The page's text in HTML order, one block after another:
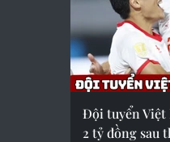
Đội tuyển Việt
2 tỷ đồng sau